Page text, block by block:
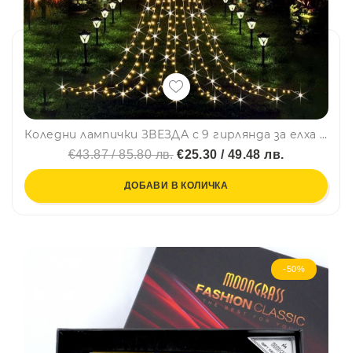
Коледни лампички ЗВЕЗДА с 9 гирлянда за елха или градинска украса, WARM WHITE, с няколко режима на работа и дистанционно управление
€43.87 / 85.80 лв.€25.30 / 49.48 лв.
ДОБАВИ В КОЛИЧКА
-50%